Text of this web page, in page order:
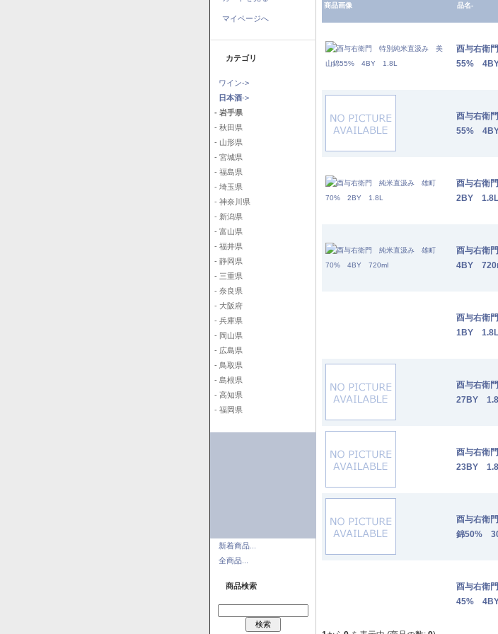
マイページへ
カテゴリ
ワイン->
日本酒->
- 岩手県
- 秋田県
- 山形県
- 宮城県
- 福島県
- 埼玉県
- 神奈川県
- 新潟県
- 富山県
- 福井県
- 静岡県
- 三重県
- 奈良県
- 大阪府
- 兵庫県
- 岡山県
- 広島県
- 鳥取県
- 島根県
- 高知県
- 福岡県
新着商品...
全商品...
商品検索
商品画像 品名-
酉与右衛
55%
酉与右衛
55%
酉与右衛
2BY 1.8L
酉与右衛
4BY
酉与右衛
1BY 1.8L
酉与右衛
27BY
酉与右衛
23BY
酉与右衛
錦50%
酉与右衛
45%